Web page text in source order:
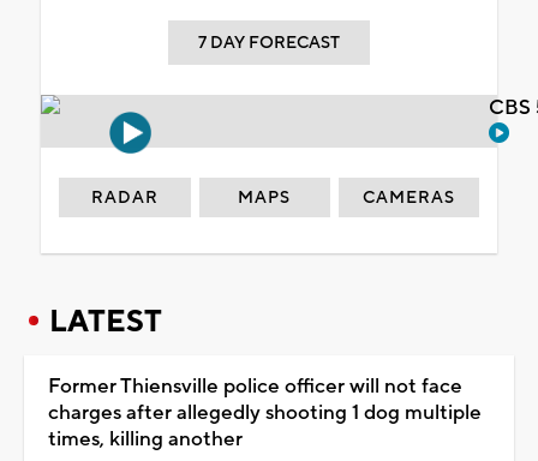
7 DAY FORECAST
RADAR MAPS CAMERAS
LATEST
Former Thiensville police officer will not face
charges after allegedly shooting 1 dog multiple
times, killing another